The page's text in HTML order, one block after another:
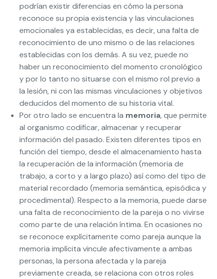
podrían existir diferencias en cómo la persona
reconoce su propia existencia y las vinculaciones
emocionales ya establecidas, es decir, una falta de
reconocimiento de uno mismo o de las relaciones
establecidas con los demás. A su vez, puede no
haber un reconocimiento del momento cronológico
y por lo tanto no situarse con el mismo rol previo a
la lesión, ni con las mismas vinculaciones y objetivos
deducidos del momento de su historia vital.
Por otro lado se encuentra la memoria, que permite
al organismo codificar, almacenar y recuperar
información del pasado. Existen diferentes tipos en
función del tiempo, desde el almacenamiento hasta
la recuperación de la información (memoria de
trabajo, a corto y a largo plazo) así como del tipo de
material recordado (memoria semántica, episódica y
procedimental). Respecto a la memoria, puede darse
una falta de reconocimiento de la pareja o no vivirse
como parte de una relación íntima. En ocasiones no
se reconoce explícitamente como pareja aunque la
memoria implícita vincule afectivamente a ambas
personas, la persona afectada y la pareja
previamente creada, se relaciona con otros roles